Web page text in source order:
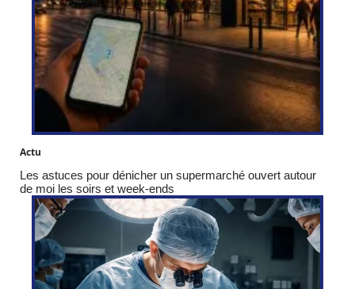
Actu
Les astuces pour dénicher un supermarché ouvert autour
de moi les soirs et week-ends